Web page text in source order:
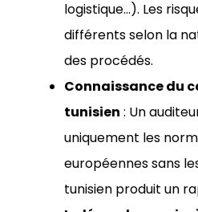
logistique…). Les
différents selon la
des procédés.
Connaissance du
tunisien : Un
uniquement les
européennes sans
tunisien produit un